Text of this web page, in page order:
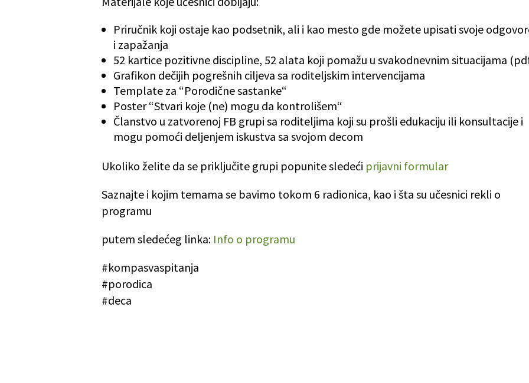
Priručnik koji ostaje kao podsetnik, ali i kao mesto gde možete upisati svoje
i zapažanja
52 kartice pozitivne discipline, 52 alata koji pomažu u svakodnevnim situacijama
Grafikon dečijih pogrešnih ciljeva sa roditeljskim intervencijama
Template za “Porodične sastanke“
Poster “Stvari koje (ne) mogu da kontrolišem“
Članstvo u zatvorenoj FB grupi sa roditeljima koji su prošli edukaciju ili konsultacije i
mogu pomoći deljenjem iskustva sa svojom decom
Ukoliko želite da se priključite grupi popunite sledeći prijavni formular
Saznajte i kojim temama se bavimo tokom 6 radionica, kao i šta su učesnici rekli o
programu
putem sledećeg linka: Info o programu
#kompasvaspitanja
#porodica
#deca